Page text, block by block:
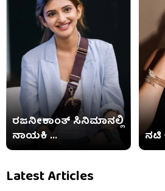
ರಜನೀಕಾಂತ್ ಸಿನಿಮಾನಲ್ಲಿ
ನಾಯಕಿ ...
ನಟಿ
Latest Articles